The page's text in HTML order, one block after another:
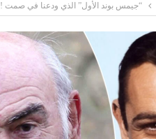
“جيمس بوند الأول” الذي ودعنا في صمت !